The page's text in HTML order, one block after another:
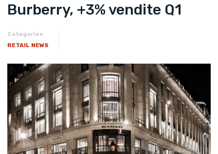
Burberry, +3% vendite Q1
Categories
RETAIL NEWS